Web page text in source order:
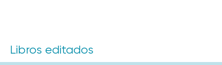
Libros editados